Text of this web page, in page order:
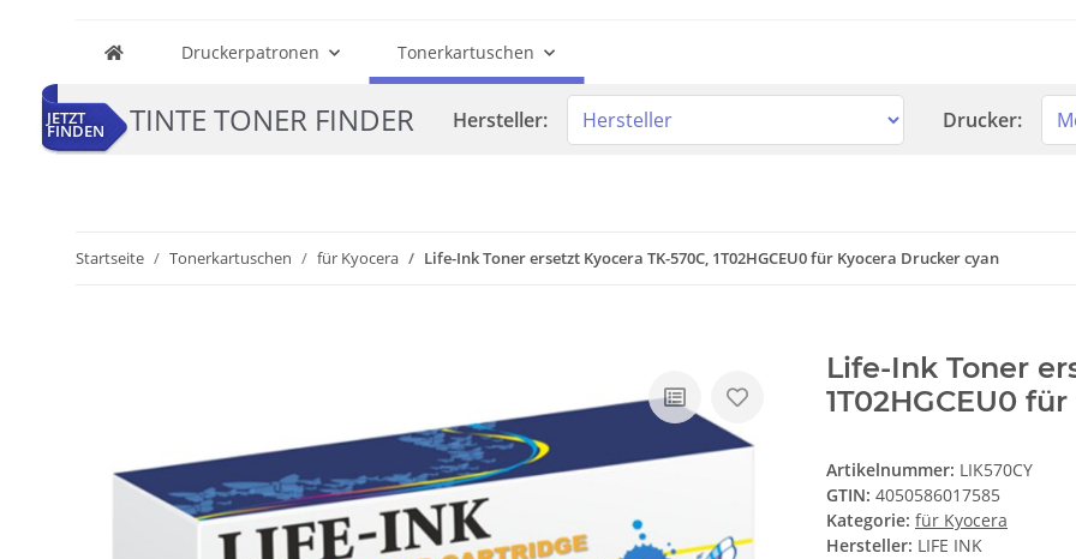
Druckerpatronen Tonerkartuschen
JETZT
FINDEN TINTE TONER FINDER Hersteller: Drucker:
Startseite Tonerkartuschen für Kyocera Life-Ink Toner ersetzt Kyocera TK-570C, 1T02HGCEU0 für Kyocera Drucker cyan
Life-Ink Toner
1T02HGCEU0
Artikelnummer: LIK570CY
GTIN: 4050586017585
Kategorie: für Kyocera
Hersteller: LIFE INK